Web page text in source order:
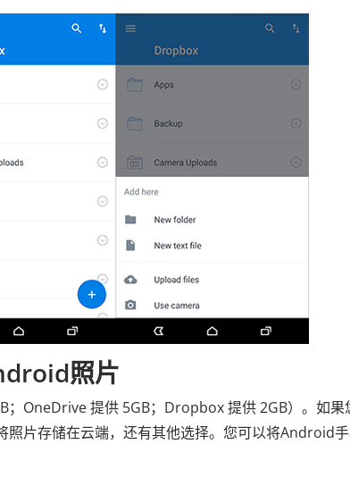
照片
OneDrive 提供 5GB；Dropbox 提供 2GB）。如果
片存储在云端，还有其他选择。您可以将Android